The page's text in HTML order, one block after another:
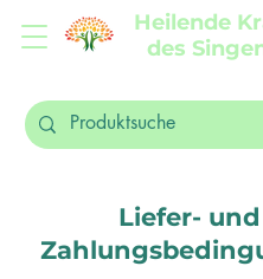
Heilende
des
Liefer- und